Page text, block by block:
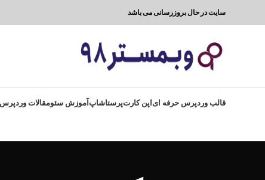
سایت در حال بروزرسانی می باشد
قالب وردپرس حرفه ایاپن کارتپرستاشاپآموزش سئومقالات وردپرس